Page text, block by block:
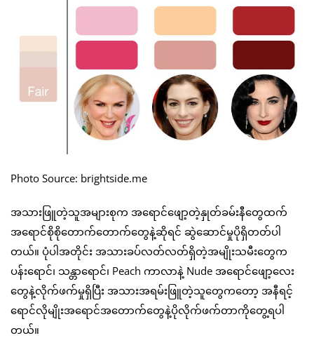
Photo Source: brightside.me
အသားဖြူတဲ့သူအများစုက အရောင်ဖျော့တဲ့နှုတ်ခမ်းနီတွေထက်
အရောင်စိုစိုတောက်တောက်တွေနဲ့ဆိုရင် ဆွဲဆောင်မှုပိုရှိတတ်ပါ
တယ်။ ပုံပါအတိုင်း အသားခပ်လတ်လတ်ရှိတဲ့အမျိုးသမီးတွေက
ပန်းရောင်၊ သန္တာရောင်၊ Peach ကာလာနဲ့ Nude အရောင်ဖျော့လေး
တွေနဲ့လိုက်ဖက်မှုရှိပြီး အသားအရမ်းဖြူတဲ့သူတွေကတော့ အနီရင့်
ရောင်လိုမျိုးအရောင်အတောက်တွေနဲ့ပိုလိုက်ဖက်တာကိုတွေ့ရပါ
တယ်။